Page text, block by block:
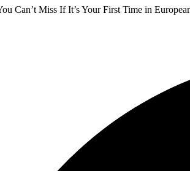
Can’t Miss If It’s Your First Time in